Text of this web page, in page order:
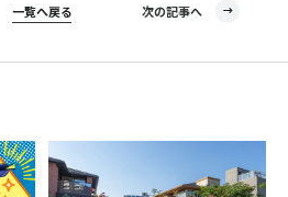
一覧へ戻る 次の記事へ